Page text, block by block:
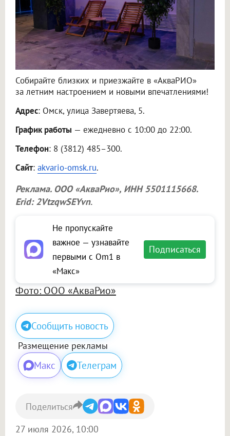
Собирайте близких и приезжайте в «АкваРИО»
за летним настроением и новыми впечатлениями!
Адрес: Омск, улица Завертяева, 5.
График работы — ежедневно с 10:00 до 22:00.
Телефон: 8 (3812) 485–300.
Сайт: akvario-omsk.ru.
Реклама. ООО «АкваРио», ИНН 5501115668.
Erid: 2VtzqwSEYvn.
Не пропускайте
важное — узнавайте
первыми с Om1 в
«Макс»
Подписаться
Фото: ООО «АкваРио»
Сообщить новость
Размещение рекламы
Макс Телеграм
27 июля 2026, 10:00
Поделиться